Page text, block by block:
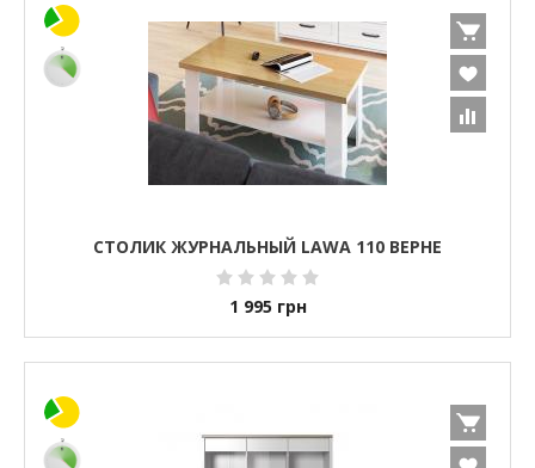
СТОЛИК ЖУРНАЛЬНЫЙ LAWA 110 ВЕРНЕ
1 995 грн